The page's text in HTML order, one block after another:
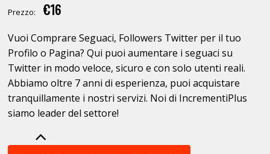
Prezzo: €16
Vuoi Comprare Seguaci, Followers Twitter per il tuo
Profilo o Pagina? Qui puoi aumentare i seguaci su
Twitter in modo veloce, sicuro e con solo utenti reali.
Abbiamo oltre 7 anni di esperienza, puoi acquistare
tranquillamente i nostri servizi. Noi di IncrementiPlus
siamo leader del settore!